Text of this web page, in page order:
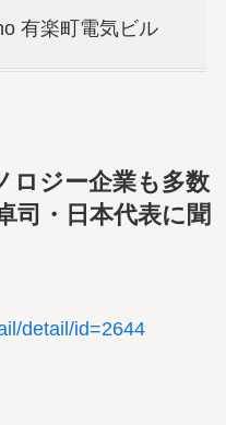
有楽町電気ビル
ロジー企業も多数
司・日本代表に聞
detail/id=2644